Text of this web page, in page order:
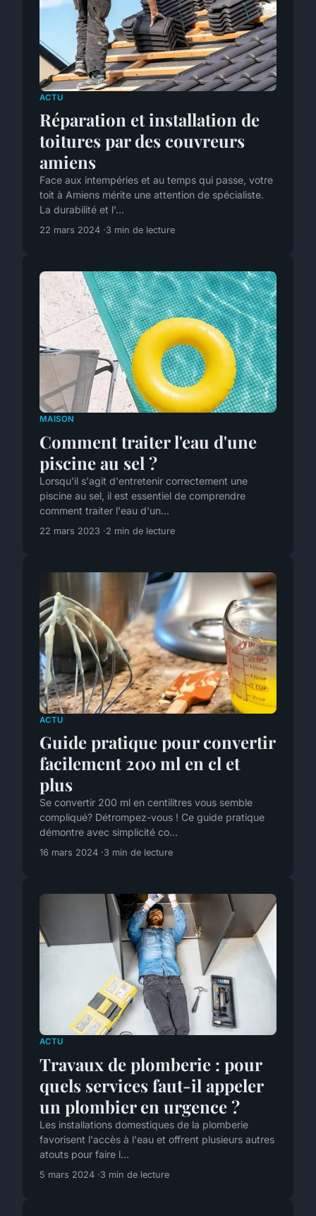
ACTU
Réparation et installation de
toitures par des couvreurs
amiens
Face aux intempéries et au temps qui passe, votre
toit à Amiens mérite une attention de spécialiste.
La durabilité et l'...
22 mars 2024 3 min de lecture
MAISON
Comment traiter l'eau d'une
piscine au sel ?
Lorsqu'il s'agit d'entretenir correctement une
piscine au sel, il est essentiel de comprendre
comment traiter l'eau d'un...
22 mars 2023 2 min de lecture
ACTU
Guide pratique pour convertir
facilement 200 ml en cl et
plus
Se convertir 200 ml en centilitres vous semble
compliqué? Détrompez-vous ! Ce guide pratique
démontre avec simplicité co...
16 mars 2024 3 min de lecture
ACTU
Travaux de plomberie : pour
quels services faut-il appeler
un plombier en urgence ?
Les installations domestiques de la plomberie
favorisent l'accès à l'eau et offrent plusieurs autres
atouts pour faire l...
5 mars 2024 3 min de lecture